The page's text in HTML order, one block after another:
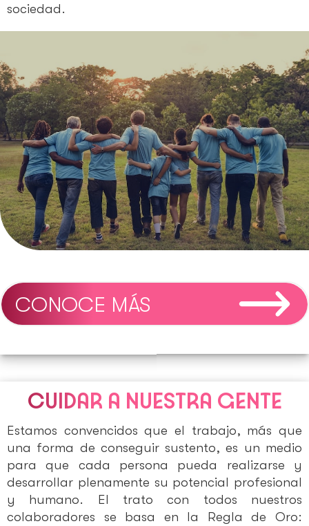
sociedad.
CONOCE MÁS
CUIDAR A NUESTRA GENTE
Estamos convencidos que el trabajo, más que
una forma de conseguir sustento, es un medio
para que cada persona pueda realizarse y
desarrollar plenamente su potencial profesional
y humano. El trato con todos nuestros
colaboradores se basa en la Regla de Oro: